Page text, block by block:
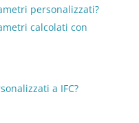
personalizzati?
calcolati con
a IFC?